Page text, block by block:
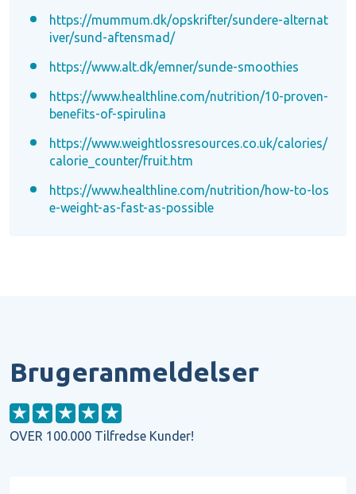
https://mummum.dk/opskrifter/sundere-alternat
iver/sund-aftensmad/
https://www.alt.dk/emner/sunde-smoothies
https://www.healthline.com/nutrition/10-proven-
benefits-of-spirulina
https://www.weightlossresources.co.uk/calories/
calorie_counter/fruit.htm
https://www.healthline.com/nutrition/how-to-los
e-weight-as-fast-as-possible
Brugeranmeldelser
OVER 100.000 Tilfredse Kunder!